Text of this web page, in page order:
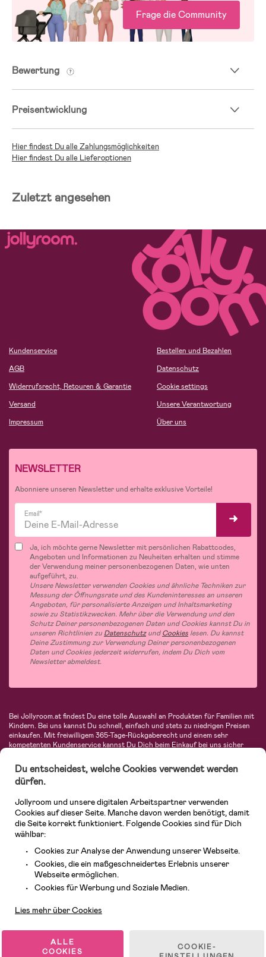
Frage die Community
Bewertung
Preisentwicklung
Hier findest Du alle Zahlungsmöglichkeiten
Hier findest Du alle Lieferoptionen
Zuletzt angesehen
Kundenservice
AGB
Widerrufsrecht, Retouren & Garantie
Versand
Impressum
Bestellen und Bezahlen
Datenschutz
Cookie settings
Unsere Verantwortung
Über uns
NEWSLETTER
Abonniere unseren Newsletter und erhalte exklusive Vorteile!
Email*
Ja, ich möchte gerne Newsletter mit persönlichen Rabattcodes,
Angeboten und Informationen zu Neuheiten erhalten und stimme
der Verwendung meiner personenbezogenen Daten, wie unten
aufgeführt, zu.
Unsere Newsletter verwenden Cookies und ähnliche Techniken zur
Messung der Öffnungsrate und des Kundeninteresses an unseren
Angeboten, für personalisierte Anzeigen und Inhaltsmarketing
sowie zu Statistikzwecken. Mehr über die Verwendung und den
Schutz Deiner personenbezogenen Daten und Cookies kannst Du in
unseren Richtlinien zu DatenschutzundCookies lesen. Du kannst
Deine Zustimmung zur Verwendung Deiner personenbezogenen
Daten und Cookies jederzeit widerrufen, indem Du Dich vom
Newsletter abmeldest.
Bei Jollyroom.at findest Du eine tolle Auswahl an Produkten für Familien mit
Kindern. Bei uns kannst Du schnell, einfach und stets zu niedrigen Preisen
einkaufen. Mit freiwilligem 365-Tage-Rückgaberecht und einem sehr
kompetenten Kundenservice kannst Du Dich beim Einkauf bei uns sicher
Autositze, Kinder- und Babymode, Produkte für Mütter und eine Menge
fantastischer Einrichtungsgegenstände, Spielsachen, Babyprodukte und
vieles mehr. Wir haben Produkte von bekannten Herstellern wie Britax, Maxi-
Avent, Jack Wolfskin, Cybex, LEGO und vielen mehr. Schau Dich um in
unserem vielfältigen Onlineshop für Kinder & Babys. Willkommen!
© 2026 Jollyroom GmbH. Alle Rechte vorbehalten.
Du entscheidest, welche Cookies verwendet werden
dürfen.
Jollyroom und unsere digitalen Arbeitspartner verwenden
Cookies auf dieser Seite. Manche davon werden benötigt, damit
die Seite korrekt funktioniert. Folgende Cookies sind für Dich
wählbar:
Cookies zur Analyse der Anwendung unserer Webseite.
Cookies, die ein maßgeschneidertes Erlebnis unserer
Webseite ermöglichen.
Cookies für Werbung und Soziale Medien.
Lies mehr über Cookies
ALLE
COOKIES
COOKIE-